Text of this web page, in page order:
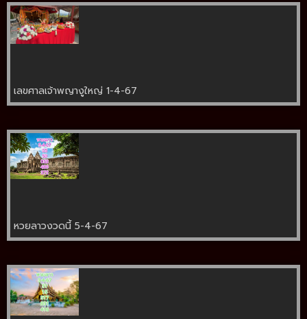
เลขศาลเจ้าพญางูใหญ่ 1-4-67
หวยลาวงวดนี้ 5-4-67